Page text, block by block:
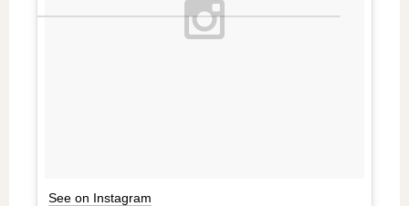
See on Instagram